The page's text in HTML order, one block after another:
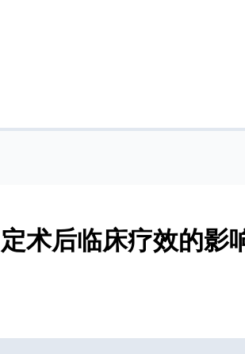
术后临床疗效的影